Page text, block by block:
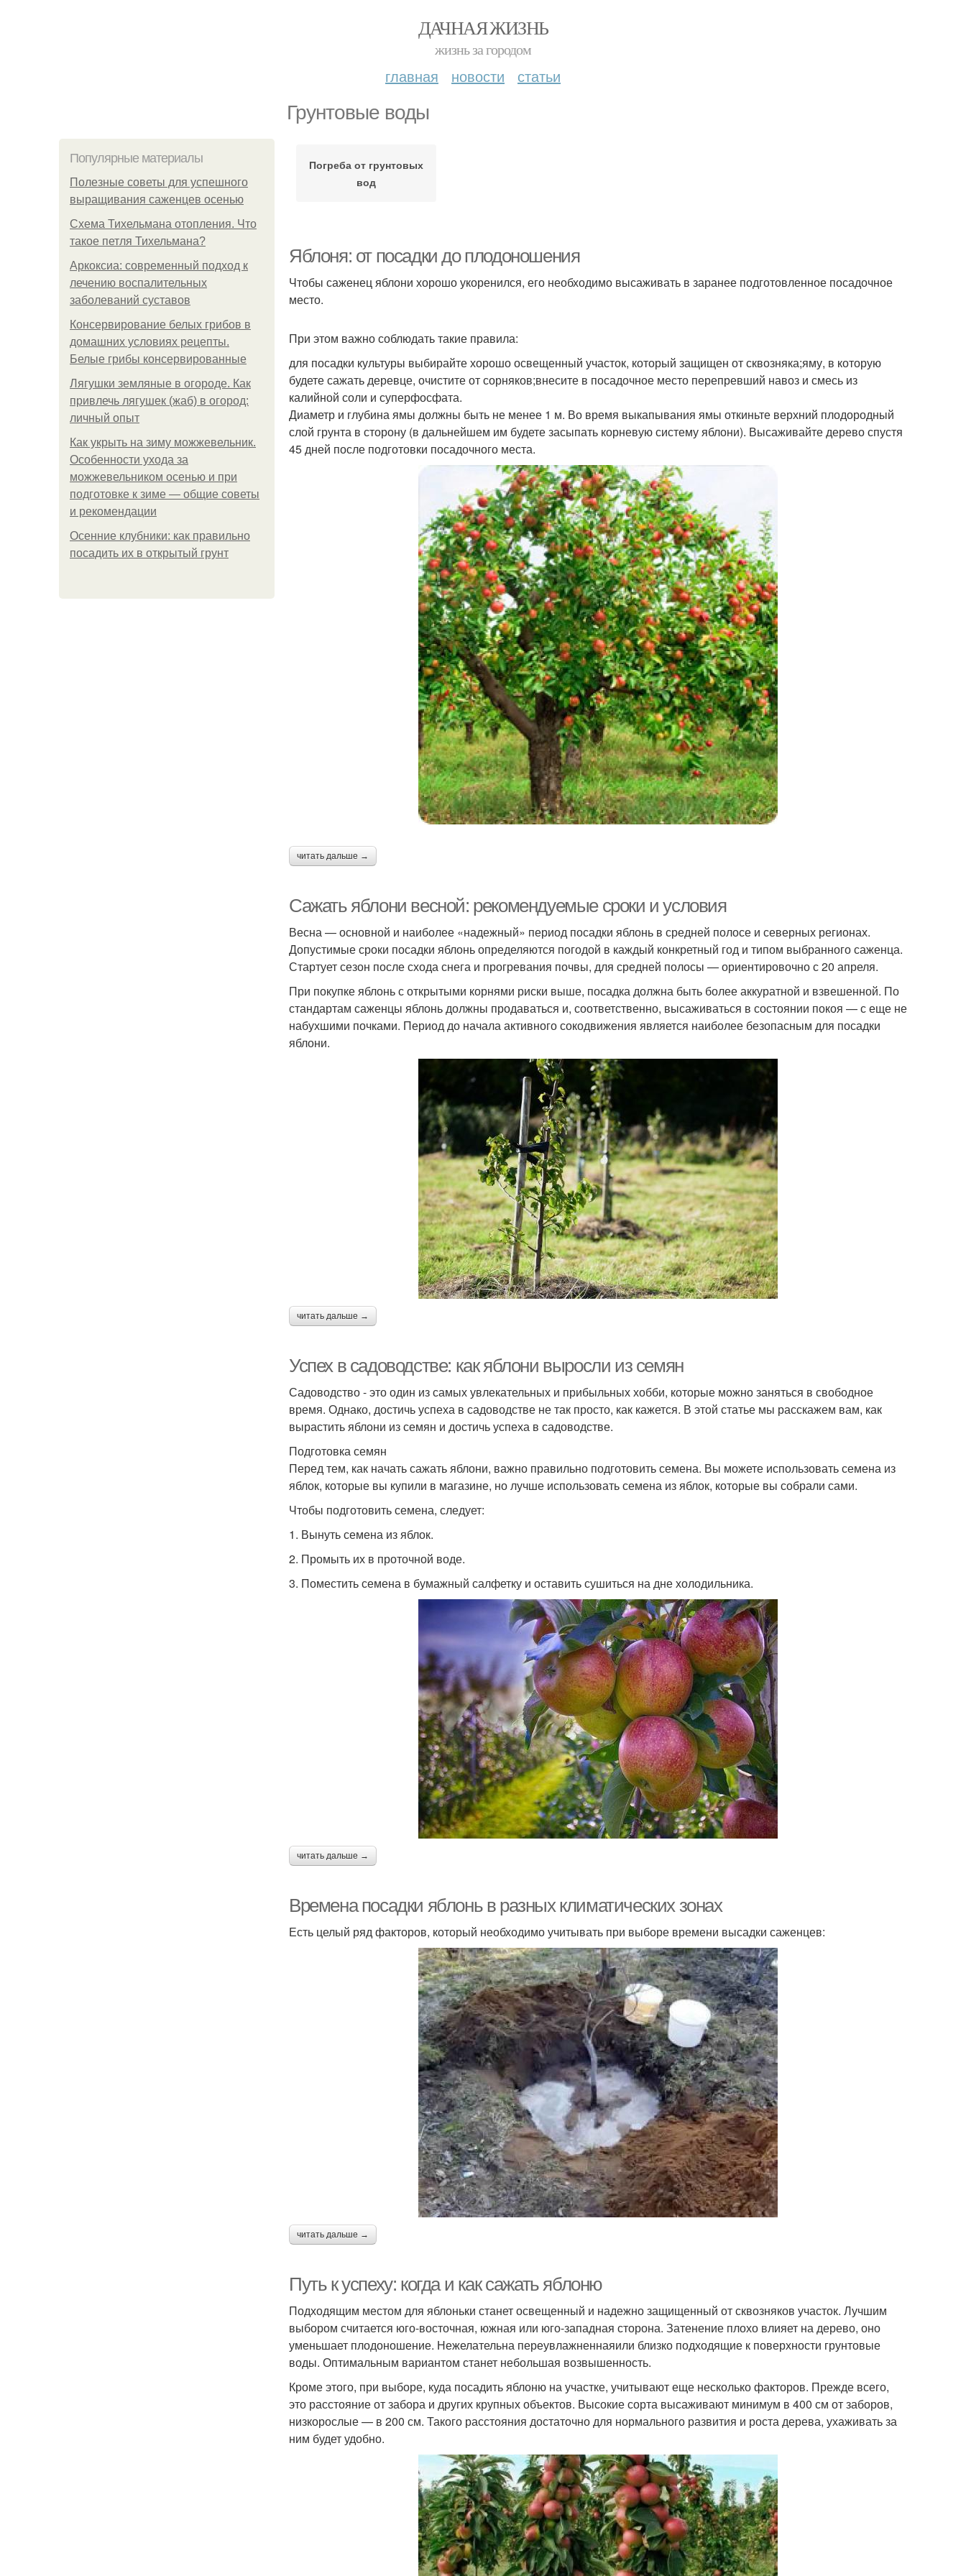
ДАЧНАЯ ЖИЗНЬ
жизнь за городом
главная новости статьи
Грунтовые воды
Популярные материалы
Полезные советы для успешного
выращивания саженцев осенью
Схема Тихельмана отопления. Что
такое петля Тихельмана?
Аркоксиа: современный подход к
лечению воспалительных
заболеваний суставов
Консервирование белых грибов в
домашних условиях рецепты.
Белые грибы консервированные
Лягушки земляные в огороде. Как
привлечь лягушек (жаб) в огород:
личный опыт
Как укрыть на зиму можжевельник.
Особенности ухода за
можжевельником осенью и при
подготовке к зиме — общие советы
и рекомендации
Осенние клубники: как правильно
посадить их в открытый грунт
Погреба от грунтовых
вод
Яблоня: от посадки до плодоношения
Чтобы саженец яблони хорошо укоренился, его необходимо высаживать в заранее подготовленное посадочное
место.
При этом важно соблюдать такие правила:
для посадки культуры выбирайте хорошо освещенный участок, который защищен от сквозняка;яму, в которую
будете сажать деревце, очистите от сорняков;внесите в посадочное место перепревший навоз и смесь из
калийной соли и суперфосфата.
Диаметр и глубина ямы должны быть не менее 1 м. Во время выкапывания ямы откиньте верхний плодородный
слой грунта в сторону (в дальнейшем им будете засыпать корневую систему яблони). Высаживайте дерево спустя
45 дней после подготовки посадочного места.
читать дальше →
Сажать яблони весной: рекомендуемые сроки и условия
Весна — основной и наиболее «надежный» период посадки яблонь в средней полосе и северных регионах.
Допустимые сроки посадки яблонь определяются погодой в каждый конкретный год и типом выбранного саженца.
Стартует сезон после схода снега и прогревания почвы, для средней полосы — ориентировочно с 20 апреля.
При покупке яблонь с открытыми корнями риски выше, посадка должна быть более аккуратной и взвешенной. По
стандартам саженцы яблонь должны продаваться и, соответственно, высаживаться в состоянии покоя — с еще не
набухшими почками. Период до начала активного сокодвижения является наиболее безопасным для посадки
яблони.
читать дальше →
Успех в садоводстве: как яблони выросли из семян
Садоводство - это один из самых увлекательных и прибыльных хобби, которые можно заняться в свободное
время. Однако, достичь успеха в садоводстве не так просто, как кажется. В этой статье мы расскажем вам, как
вырастить яблони из семян и достичь успеха в садоводстве.
Подготовка семян
Перед тем, как начать сажать яблони, важно правильно подготовить семена. Вы можете использовать семена из
яблок, которые вы купили в магазине, но лучше использовать семена из яблок, которые вы собрали сами.
Чтобы подготовить семена, следует:
1. Вынуть семена из яблок.
2. Промыть их в проточной воде.
3. Поместить семена в бумажный салфетку и оставить сушиться на дне холодильника.
читать дальше →
Времена посадки яблонь в разных климатических зонах
Есть целый ряд факторов, который необходимо учитывать при выборе времени высадки саженцев:
читать дальше →
Путь к успеху: когда и как сажать яблоню
Подходящим местом для яблоньки станет освещенный и надежно защищенный от сквозняков участок. Лучшим
выбором считается юго-восточная, южная или юго-западная сторона. Затенение плохо влияет на дерево, оно
уменьшает плодоношение. Нежелательна переувлажненнаяили близко подходящие к поверхности грунтовые
воды. Оптимальным вариантом станет небольшая возвышенность.
Кроме этого, при выборе, куда посадить яблоню на участке, учитывают еще несколько факторов. Прежде всего,
это расстояние от забора и других крупных объектов. Высокие сорта высаживают минимум в 400 см от заборов,
низкорослые — в 200 см. Такого расстояния достаточно для нормального развития и роста дерева, ухаживать за
ним будет удобно.